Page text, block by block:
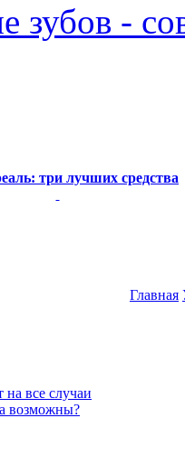
зубов -
три лучших средства
Главная
все случаи
возможны?